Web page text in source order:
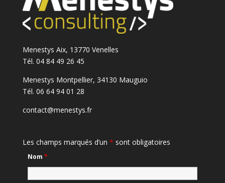
Menestys Aix, 13770 Venelles
Tél. 04 84 49 26 45
Menestys Montpellier, 34130 Mauguio
Tél. 06 64 94 01 28
contact@menestys.fr
Les champs marqués d’un * sont obligatoires
Nom *